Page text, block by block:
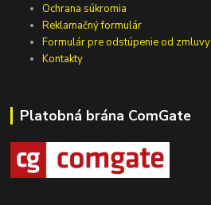
Ochrana súkromia
Reklamačný formulár
Formulár pre odstúpenie od zmluvy
Kontakty
Platobná brána ComGate